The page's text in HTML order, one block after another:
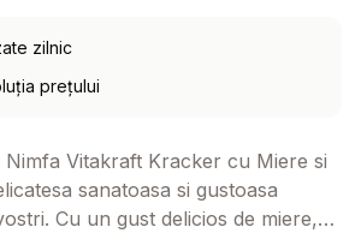
zilnic
prețului
Vitakraft Kracker cu Miere si
sanatoasa si gustoasa
Cu un gust delicios de miere,